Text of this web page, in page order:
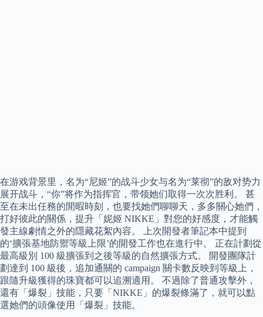
在游戏背景里，名为“尼姬”的战斗少女与名为“莱彻”的敌对势力
展开战斗，“你”将作为指挥官，带领她们取得一次次胜利。 甚
至在未出任務的閒暇時刻，也要找她們聊聊天，多多關心她們，
打好彼此的關係，提升「妮姬 NIKKE」對您的好感度，才能觸
發主線劇情之外的隱藏花絮內容。 上次開發者筆記本中提到
的‘擴張基地防禦等級上限’的開發工作也在進行中。 正在計劃從
最高級別 100 級擴張到之後等級的自然擴張方式。 開發團隊計
劃達到 100 級後，追加通關的 campaign 關卡數反映到等級上，
跟隨升級獲得的珠寶都可以追溯適用。 不過除了普通攻擊外，
還有「爆裂」技能，只要「NIKKE」的爆裂條滿了，就可以點
選她們的頭像使用「爆裂」技能。